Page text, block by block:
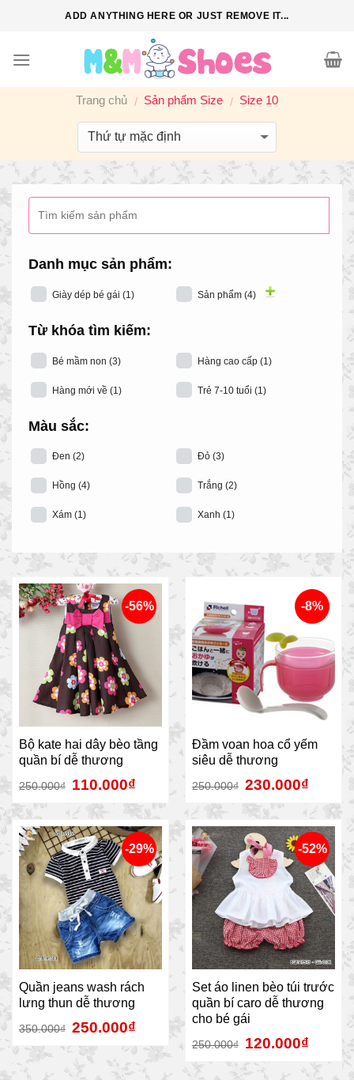
t
e
n
t
ADD ANYTHING HERE OR JUST REMOVE IT...
Trang chủ / Sản phẩm Size / Size 10
Danh mục sản phẩm:
Giày dép bé gái (1) Sản phẩm (4)
Từ khóa tìm kiếm:
Bé mầm non (3) Hàng cao cấp (1)
Hàng mới về (1) Trẻ 7-10 tuổi (1)
Màu sắc:
Đen (2) Đỏ (3)
Hồng (4) Trắng (2)
Xám (1) Xanh (1)
-56%
Bộ kate hai dây bèo tầng
quần bí dễ thương
250.000₫ 110.000₫
-8%
Đầm voan hoa cổ yếm
siêu dễ thương
250.000₫ 230.000₫
-29%
Quần jeans wash rách
lưng thun dễ thương
350.000₫ 250.000₫
-52%
Set áo linen bèo túi trước
quần bí caro dễ thương
cho bé gái
250.000₫ 120.000₫